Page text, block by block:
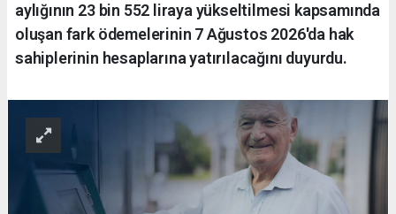
aylığının 23 bin 552 liraya yükseltilmesi kapsamında
oluşan fark ödemelerinin 7 Ağustos 2026'da hak
sahiplerinin hesaplarına yatırılacağını duyurdu.